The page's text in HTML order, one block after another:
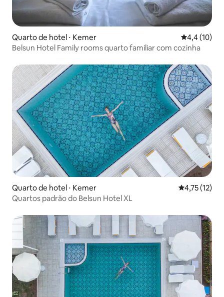
Quarto de hotel ⋅ Kemer 4,4 de uma
4,4 (10)
Belsun Hotel Family rooms quarto familiar com cozinha
Quarto de hotel ⋅ Kemer 4,75 de uma
4,75 (12)
Quartos padrão do Belsun Hotel XL